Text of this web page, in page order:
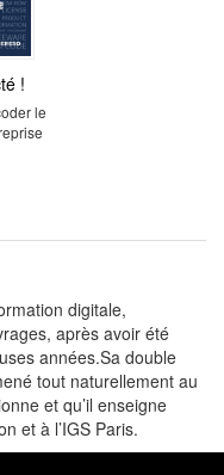
!
le
digitale,
après avoir été
années.Sa double
tout naturellement au
et qu’il enseigne
et à l’IGS Paris.